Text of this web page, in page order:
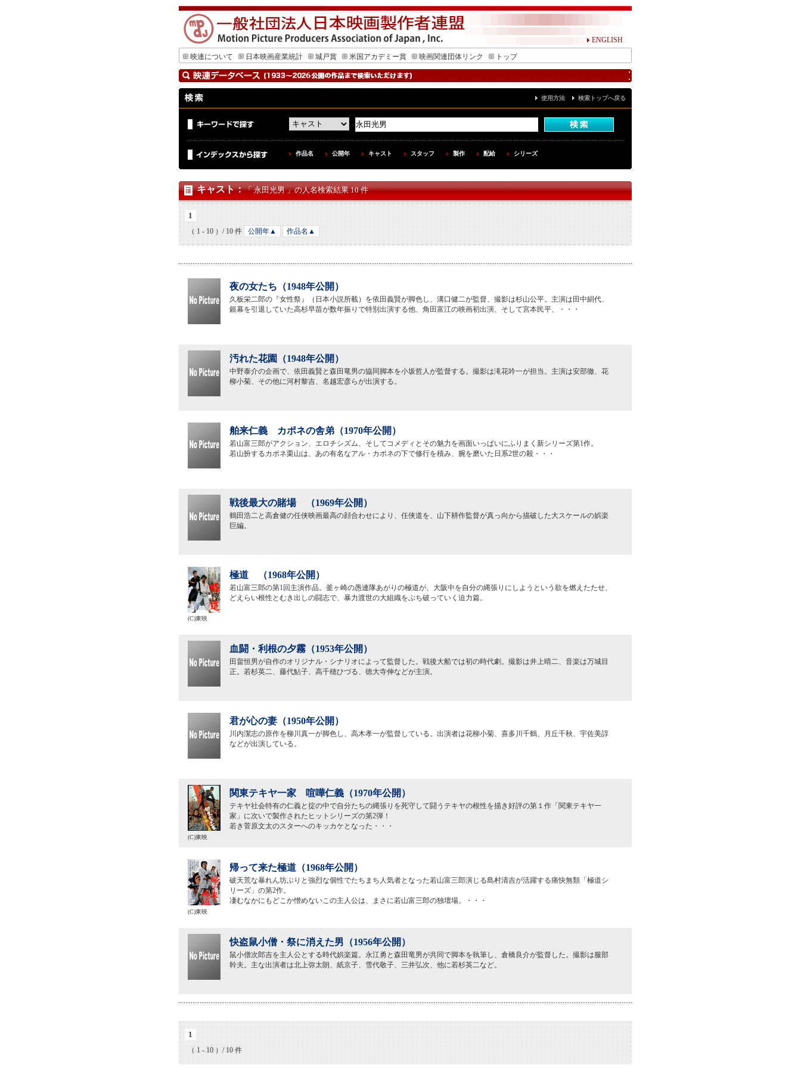
ENGLISH
映連について
日本映画産業統計 城戸賞 米国アカデミー賞 映画関連団体リンク トップ
使用方法 検索トップへ戻る
作品名 公開年 キャスト スタッフ 製作 配給 シリーズ
キャスト：「 永田光男 」の人名検索結果 10 件
1
（ 1 - 10 ）/ 10 件 公開年▲ 作品名▲
夜の女たち（1948年公開）
久板栄二郎の『女性祭』（日本小説所載）を依田義賢が脚色し、溝口健二が監督、撮影は杉山公平。主演は田中絹代、
銀幕を引退していた高杉早苗が数年振りで特別出演する他、角田富江の映画初出演、そして宮本民平、・・・
汚れた花園（1948年公開）
中野泰介の企画で、依田義賢と森田竜男の協同脚本を小坂哲人が監督する。撮影は滝花吟一が担当。主演は安部徹、花
柳小菊、その他に河村黎吉、名越宏彦らが出演する。
舶来仁義 カポネの舎弟（1970年公開）
若山富三郎がアクション、エロチシズム、そしてコメディとその魅力を画面いっぱいにふりまく新シリーズ第1作。
若山扮するカポネ栗山は、あの有名なアル・カポネの下で修行を積み、腕を磨いた日系2世の殺・・・
戦後最大の賭場 （1969年公開）
鶴田浩二と高倉健の任侠映画最高の顔合わせにより、任侠道を、山下耕作監督が真っ向から描破した大スケールの娯楽
巨編。
極道 （1968年公開）
若山富三郎の第1回主演作品。釜ヶ崎の愚連隊あがりの極道が、大阪中を自分の縄張りにしようという欲を燃えたたせ、
どえらい根性とむき出しの闘志で、暴力渡世の大組織をぶち破っていく迫力篇。
(C)東映
血闘・利根の夕霧（1953年公開）
田畠恒男が自作のオリジナル・シナリオによって監督した。戦後大船では初の時代劇。撮影は井上晴二、音楽は万城目
正。若杉英二、藤代鮎子、高千穂ひづる、徳大寺伸などが主演。
君が心の妻（1950年公開）
川内潔志の原作を柳川真一が脚色し、高木孝一が監督している。出演者は花柳小菊、喜多川千鶴、月丘千秋、宇佐美諄
などが出演している。
関東テキヤ一家 喧嘩仁義（1970年公開）
テキヤ社会特有の仁義と掟の中で自分たちの縄張りを死守して闘うテキヤの根性を描き好評の第１作「関東テキヤ一
家」に次いで製作されたヒットシリーズの第2弾！
若き菅原文太のスターへのキッカケとなった・・・
(C)東映
帰って来た極道（1968年公開）
破天荒な暴れん坊ぶりと強烈な個性でたちまち人気者となった若山富三郎演じる島村清吉が活躍する痛快無類「極道シ
リーズ」の第2作。
凄むなかにもどこか憎めないこの主人公は、まさに若山富三郎の独壇場。・・・
(C)東映
快盗鼠小僧・祭に消えた男（1956年公開）
鼠小僧次郎吉を主人公とする時代娯楽篇。永江勇と森田竜男が共同で脚本を執筆し、倉橋良介が監督した。撮影は服部
幹夫。主な出演者は北上弥太朗、紙京子、雪代敬子、三井弘次、他に若杉英二など。
1
（ 1 - 10 ）/ 10 件